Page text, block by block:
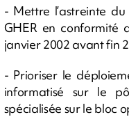
- Mettre l’astreinte
GHER en
janvier 2002 avant fin
- Prioriser le
informatisé sur le
spécialisée sur le bloc